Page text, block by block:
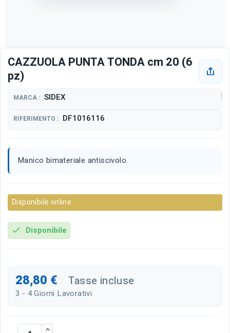
CAZZUOLA PUNTA TONDA cm 20 (6
pz)
MARCA : SIDEX
RIFERIMENTO : DF1016116
Manico bimateriale antiscivolo.
Disponibile online
check Disponibile
28,80 € Tasse incluse
3 - 4 Giorni Lavorativi